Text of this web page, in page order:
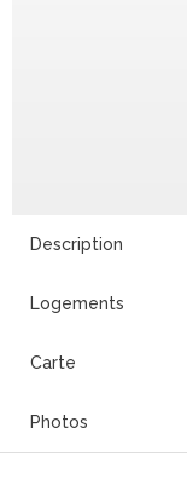
Description
Logements
Carte
Photos